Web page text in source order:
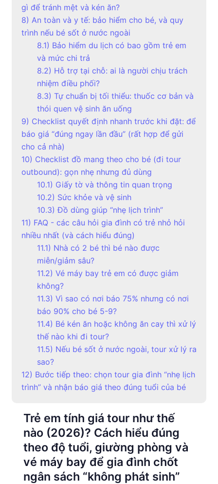
gì để tránh mệt và kén ăn?
8) An toàn và y tế: bảo hiểm cho bé, và quy
trình nếu bé sốt ở nước ngoài
8.1) Bảo hiểm du lịch có bao gồm trẻ em
và mức chi trả
8.2) Hỗ trợ tại chỗ: ai là người chịu trách
nhiệm điều phối?
8.3) Tự chuẩn bị tối thiểu: thuốc cơ bản và
thói quen vệ sinh ăn uống
9) Checklist quyết định nhanh trước khi đặt: để
báo giá “đúng ngay lần đầu” (rất hợp để gửi
cho cả nhà)
10) Checklist đồ mang theo cho bé (đi tour
outbound): gọn nhẹ nhưng đủ dùng
10.1) Giấy tờ và thông tin quan trọng
10.2) Sức khỏe và vệ sinh
10.3) Đồ dùng giúp “nhẹ lịch trình”
11) FAQ - các câu hỏi gia đình có trẻ nhỏ hỏi
nhiều nhất (và cách hiểu đúng)
11.1) Nhà có 2 bé thì bé nào được
miễn/giảm sâu?
11.2) Vé máy bay trẻ em có được giảm
không?
11.3) Vì sao có nơi báo 75% nhưng có nơi
báo 90% cho bé 5-9?
11.4) Bé kén ăn hoặc không ăn cay thì xử lý
thế nào khi đi tour?
11.5) Nếu bé sốt ở nước ngoài, tour xử lý ra
sao?
12) Bước tiếp theo: chọn tour gia đình “nhẹ lịch
trình” và nhận báo giá theo đúng tuổi của bé
Trẻ em tính giá tour như thế
nào (2026)? Cách hiểu đúng
theo độ tuổi, giường phòng và
vé máy bay để gia đình chốt
ngân sách “không phát sinh”